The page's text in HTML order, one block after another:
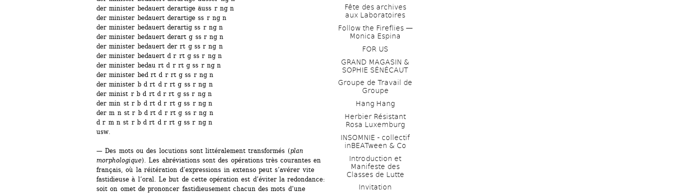
der minister bedauert derartige äuss r ng n
der minister bedauert derartige ss r ng n
der minister bedauert derartig ss r ng n
der minister bedauert derart g ss r ng n
der minister bedauert der rt g ss r ng n
der minister bedauert d r rt g ss r ng n
der minister bedau rt d r rt g ss r ng n
der minister bed rt d r rt g ss r ng n
der minister b d rt d r rt g ss r ng n
der minist r b d rt d r rt g ss r ng n
der min st r b d rt d r rt g ss r ng n
der m n st r b d rt d r rt g ss r ng n
d r m n st r b d rt d r rt g ss r ng n
usw.
— Des mots ou des locutions sont littéralement transformés (plan
morphologique). Les abréviations sont des opérations très courantes en
français, où la réitération d’expressions in extenso peut s’avérer vite
fastidieuse à l’oral. Le but de cette opération est d’éviter la redondance:
soit on omet de prononcer fastidieusement chacun des mots d’une
Fête des archives
aux Laboratoires
Follow the Fireflies —
Monica Espina
FOR US
GRAND MAGASIN &
SOPHIE SÉNÉCAUT
Groupe de Travail de
Groupe
Hang Hang
Herbier Résistant
Rosa Luxemburg
INSOMNIE - collectif
inBEATween & Co
Introduction et
Manifeste des
Classes de Lutte
Invitation